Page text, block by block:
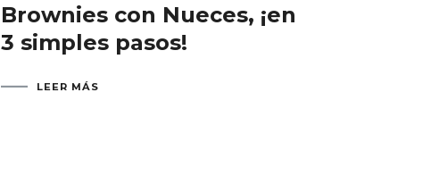
Brownies con Nueces, ¡en
3 simples pasos!
LEER MÁS